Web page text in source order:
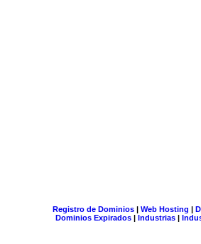
Registro de Dominios| Web Hosting |
Dominios Expirados | Industrias |